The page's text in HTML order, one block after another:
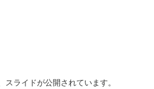
ライドが公開されています。